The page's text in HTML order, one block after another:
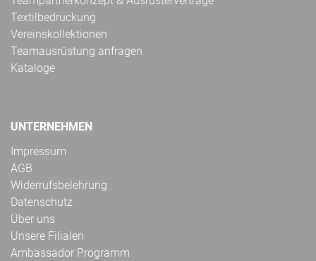
Textilbedruckung
Vereinskollektionen
Teamausrüstung anfragen
Kataloge
UNTERNEHMEN
Impressum
AGB
Widerrufsbelehrung
Datenschutz
Über uns
Unsere Filialen
Ambassador Programm